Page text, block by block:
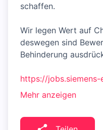
schaffen.
Wir legen Wert auf
deswegen sind
Behinderung
https://
Mehr anzeigen